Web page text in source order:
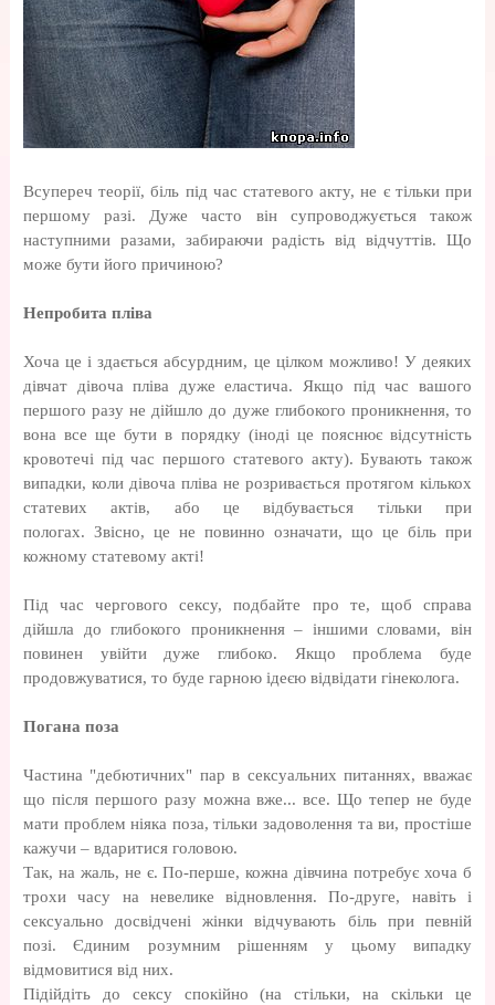
Всупереч теорії, біль під час статевого акту, не є тільки при
першому разі. Дуже часто він супроводжується також
наступними разами, забираючи радість від відчуттів. Що
може бути його причиною?
Непробита пліва
Хоча це і здається абсурдним, це цілком можливо! У деяких
дівчат дівоча пліва дуже еластича. Якщо під час вашого
першого разу не дійшло до дуже глибокого проникнення, то
вона все ще бути в порядку (іноді це пояснює відсутність
кровотечі під час першого статевого акту). Бувають також
випадки, коли дівоча пліва не розривається протягом кількох
статевих актів, або це відбувається тільки при
пологах. Звісно, це не повинно означати, що це біль при
кожному статевому акті!
Під час чергового сексу, подбайте про те, щоб справа
дійшла до глибокого проникнення – іншими словами, він
повинен увійти дуже глибоко. Якщо проблема буде
продовжуватися, то буде гарною ідеєю відвідати гінеколога.
Погана поза
Частина "дебютичних" пар в сексуальних питаннях, вважає
що після першого разу можна вже... все. Що тепер не буде
мати проблем ніяка поза, тільки задоволення та ви, простіше
кажучи – вдаритися головою.
Так, на жаль, не є. По-перше, кожна дівчина потребує хоча б
трохи часу на невелике відновлення. По-друге, навіть і
сексуально досвідчені жінки відчувають біль при певній
позі. Єдиним розумним рішенням у цьому випадку
відмовитися від них.
Підійдіть до сексу спокійно (на стільки, на скільки це